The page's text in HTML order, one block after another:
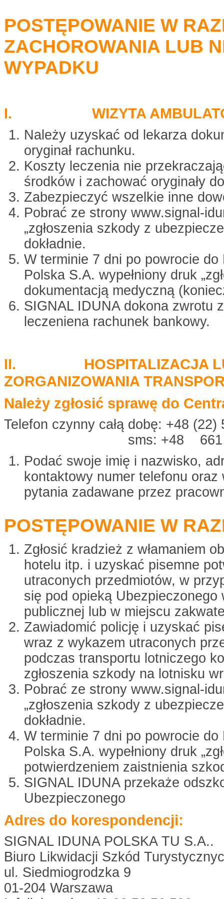
POSTĘPOWANIE W
ZACHOROWANIA LUB
WYPADKU
I. WIZYTA
Należy uzyskać od lekarza
oryginał rachunku.
Koszty leczenia nie
środków i zachować oryginały
Zabezpieczyć wszelkie inne
Pobrać ze strony www.signal-
„zgłoszenia szkody z
dokładnie.
W terminie 7 dni po powrocie
Polska S.A. wypełniony druk
dokumentacją medyczną
SIGNAL IDUNA dokona zwrotu
leczeniena rachunek bankowy.
II. HOSPITALIZACJA LUB
ZORGANIZOWANIA
Należy zgłosić sprawę do
Telefon czynny całą dobę: +48 (22)
sms: +48 661
Podać swoje imię i nazwisko,
kontaktowy numer telefonu
pytania zadawane przez
POSTĘPOWANIE W
Zgłosić kradzież z włamaniem
hotelu itp. i uzyskać pisemne
utraconych przedmiotów, w
się pod opieką
publicznej lub w miejscu
Zawiadomić policję i uzyskać
wraz z wykazem utraconych
podczas transportu lotniczego
zgłoszenia szkody na lotnisku
Pobrać ze strony www.signal-
„zgłoszenia szkody z
dokładnie.
W terminie 7 dni po powrocie
Polska S.A. wypełniony druk
potwierdzeniem zaistnienia
SIGNAL IDUNA przekaże
Ubezpieczonego
Adres do korespondencji:
SIGNAL IDUNA POLSKA TU S.A..
Biuro Likwidacji Szkód
ul. Siedmiogrodzka 9
01-204 Warszawa